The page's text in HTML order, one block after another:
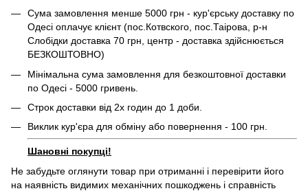
Сума замовлення менше 5000 грн - кур'єрську доставку по
Одесі оплачує клієнт (пос.Котвского, пос.Таірова, р-н
Слобідки доставка 70 грн, центр - доставка здійснюється
БЕЗКОШТОВНО)
Мінімальна сума замовлення для безкоштовної доставки
по Одесі - 5000 гривень.
Строк доставки від 2х годин до 1 доби.
Виклик кур'єра для обміну або повернення - 100 грн.
Шановні покупці!
Не забудьте оглянути товар при отриманні і перевірити його
на наявність видимих ​​механічних пошкоджень і справність